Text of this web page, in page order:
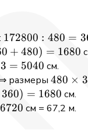
172800
: 480 =
360
172800 : 480 =
+ 480) = 1680
3 = 5040 см.
размеры 480
\times
360
480 ×
360) = 1680 см.
6720 см = 67,2 м.